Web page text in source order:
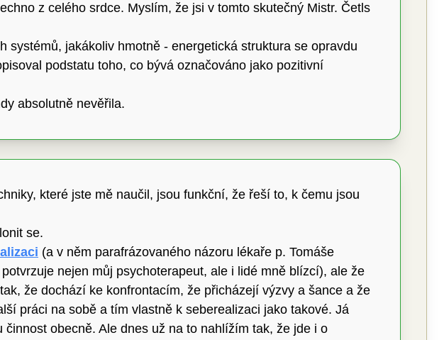
z celého srdce. Myslím, že jsi v tomto skutečný Mistr. Četls
jakákoliv hmotně - energetická struktura se opravdu
podstatu toho, co bývá označováno jako pozitivní
absolutně nevěřila.
které jste mě naučil, jsou funkční, že řeší to, k čemu jsou
se.
(a v něm parafrázovaného názoru lékaře p. Tomáše
nejen můj psychoterapeut, ale i lidé mně blízcí), ale že
že dochází ke konfrontacím, že přicházejí výzvy a šance a že
práci na sobě a tím vlastně k seberealizaci jako takové. Já
obecně. Ale dnes už na to nahlížím tak, že jde i o